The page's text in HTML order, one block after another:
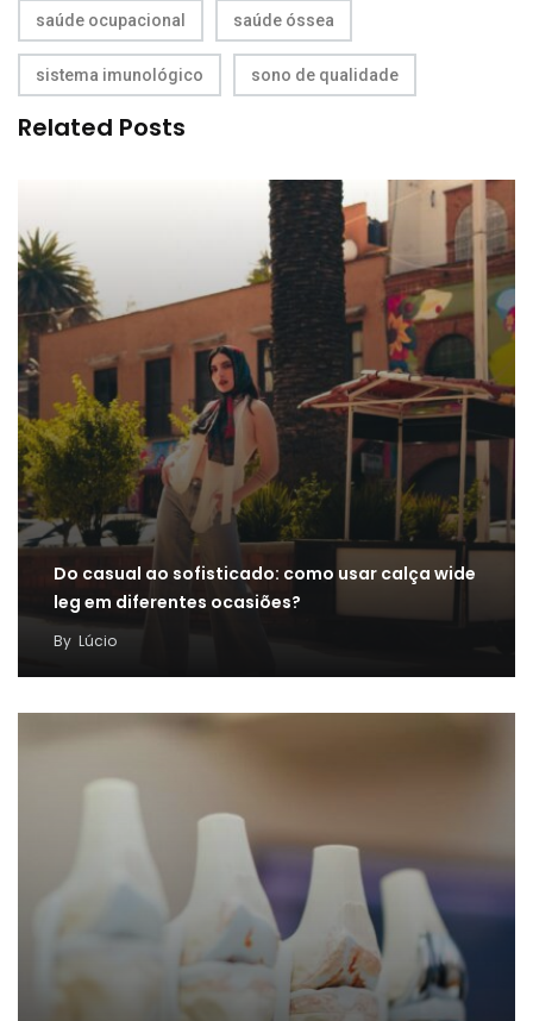
saúde ocupacional saúde óssea
sistema imunológico sono de qualidade
Related Posts
Do casual ao sofisticado: como usar calça wide
leg em diferentes ocasiões?
By Lúcio